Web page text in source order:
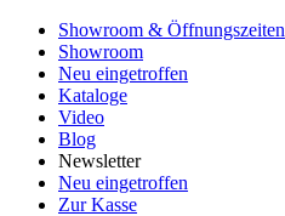
Showroom & Öffnungszeiten
Showroom
Neu eingetroffen
Kataloge
Video
Blog
Newsletter
Neu eingetroffen
Zur Kasse